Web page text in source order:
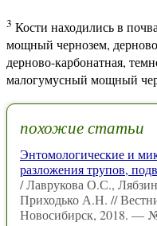
3 Кости находились в
мощный чернозем,
дерново-карбонатная,
малогумусный мощный
похожие статьи
Энтомологические и
разложения трупов,
/ Лаврукова О.С.,
Приходько А.Н. //
Новосибирск, 2018. —